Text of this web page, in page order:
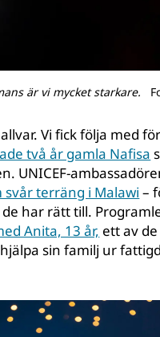
är vi mycket starkare.
Vi fick följa med
två år gamla Nafisa
UNICEF-
svår terräng i Malawi –
har rätt till.
Anita, 13 år, ett av
sin familj ur